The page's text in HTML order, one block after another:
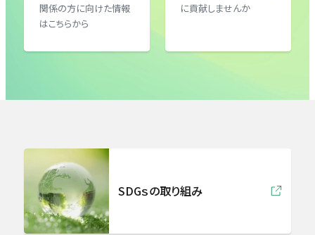
皮膚科
泌尿器科
婦人科
眼科
関係の方に向けた情報
はこちらから
に貢献しませんか
SDGｓの取り組み